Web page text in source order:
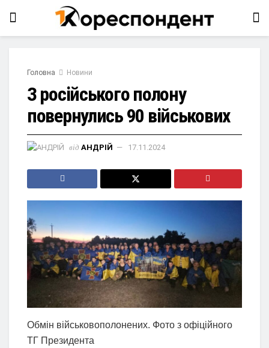
Головна Новини
З російського полону
повернулись 90 військових
від АНДРІЙ 17.11.2024
Обмін військовополонених. Фото з офіційного
ТГ Президента